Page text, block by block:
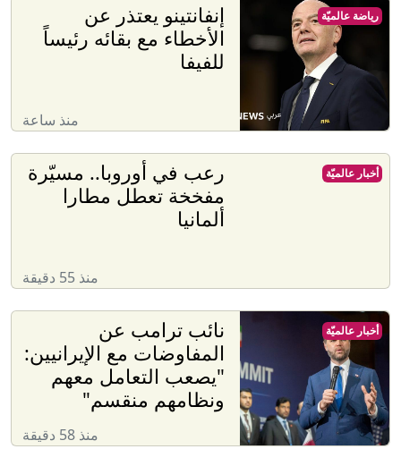
إنفانتينو يعتذر عن
الأخطاء مع بقائه رئيساً
للفيفا
منذ ساعة
رياضة عالميّة
رعب في أوروبا.. مسيّرة
مفخخة تعطل مطارا
ألمانيا
منذ 55 دقيقة
أخبار عالميّة
نائب ترامب عن
المفاوضات مع الإيرانيين:
"يصعب التعامل معهم
ونظامهم منقسم"
منذ 58 دقيقة
أخبار عالميّة